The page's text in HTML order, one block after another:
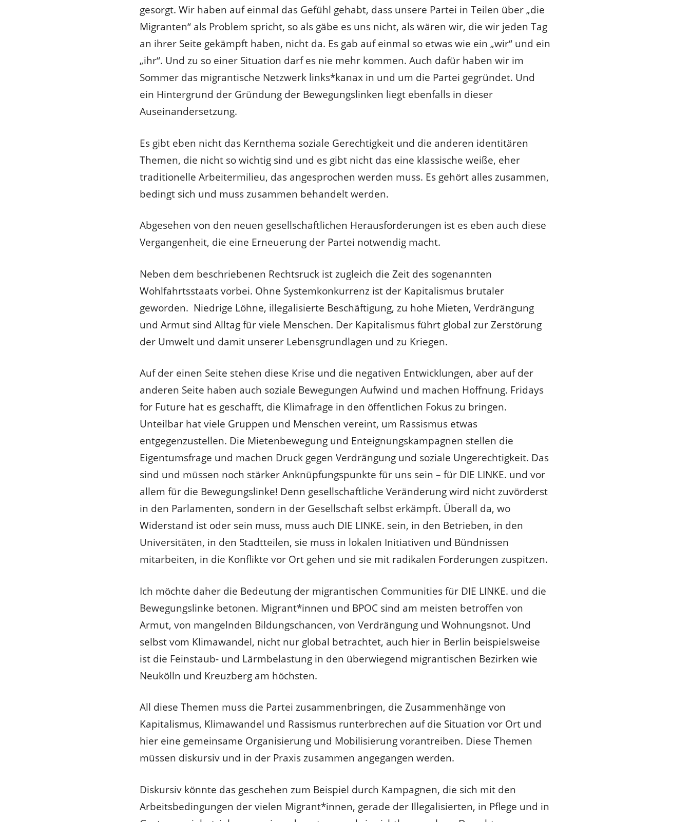
gesorgt. Wir haben auf einmal das Gefühl gehabt, dass unsere Partei in Teilen über „die
Migranten“ als Problem spricht, so als gäbe es uns nicht, als wären wir, die wir jeden Tag
an ihrer Seite gekämpft haben, nicht da. Es gab auf einmal so etwas wie ein „wir“ und ein
„ihr“. Und zu so einer Situation darf es nie mehr kommen. Auch dafür haben wir im
Sommer das migrantische Netzwerk links*kanax in und um die Partei gegründet. Und
ein Hintergrund der Gründung der Bewegungslinken liegt ebenfalls in dieser
Auseinandersetzung.
Es gibt eben nicht das Kernthema soziale Gerechtigkeit und die anderen identitären
Themen, die nicht so wichtig sind und es gibt nicht das eine klassische weiße, eher
traditionelle Arbeitermilieu, das angesprochen werden muss. Es gehört alles zusammen,
bedingt sich und muss zusammen behandelt werden.
Abgesehen von den neuen gesellschaftlichen Herausforderungen ist es eben auch diese
Vergangenheit, die eine Erneuerung der Partei notwendig macht.
Neben dem beschriebenen Rechtsruck ist zugleich die Zeit des sogenannten
Wohlfahrtsstaats vorbei. Ohne Systemkonkurrenz ist der Kapitalismus brutaler
geworden. Niedrige Löhne, illegalisierte Beschäftigung, zu hohe Mieten, Verdrängung
und Armut sind Alltag für viele Menschen. Der Kapitalismus führt global zur Zerstörung
der Umwelt und damit unserer Lebensgrundlagen und zu Kriegen.
Auf der einen Seite stehen diese Krise und die negativen Entwicklungen, aber auf der
anderen Seite haben auch soziale Bewegungen Aufwind und machen Hoffnung. Fridays
for Future hat es geschafft, die Klimafrage in den öffentlichen Fokus zu bringen.
Unteilbar hat viele Gruppen und Menschen vereint, um Rassismus etwas
entgegenzustellen. Die Mietenbewegung und Enteignungskampagnen stellen die
Eigentumsfrage und machen Druck gegen Verdrängung und soziale Ungerechtigkeit. Das
sind und müssen noch stärker Anknüpfungspunkte für uns sein – für DIE LINKE. und vor
allem für die Bewegungslinke! Denn gesellschaftliche Veränderung wird nicht zuvörderst
in den Parlamenten, sondern in der Gesellschaft selbst erkämpft. Überall da, wo
Widerstand ist oder sein muss, muss auch DIE LINKE. sein, in den Betrieben, in den
Universitäten, in den Stadtteilen, sie muss in lokalen Initiativen und Bündnissen
mitarbeiten, in die Konflikte vor Ort gehen und sie mit radikalen Forderungen zuspitzen.
Ich möchte daher die Bedeutung der migrantischen Communities für DIE LINKE. und die
Bewegungslinke betonen. Migrant*innen und BPOC sind am meisten betroffen von
Armut, von mangelnden Bildungschancen, von Verdrängung und Wohnungsnot. Und
selbst vom Klimawandel, nicht nur global betrachtet, auch hier in Berlin beispielsweise
ist die Feinstaub- und Lärmbelastung in den überwiegend migrantischen Bezirken wie
Neukölln und Kreuzberg am höchsten.
All diese Themen muss die Partei zusammenbringen, die Zusammenhänge von
Kapitalismus, Klimawandel und Rassismus runterbrechen auf die Situation vor Ort und
hier eine gemeinsame Organisierung und Mobilisierung vorantreiben. Diese Themen
müssen diskursiv und in der Praxis zusammen angegangen werden.
Diskursiv könnte das geschehen zum Beispiel durch Kampagnen, die sich mit den
Arbeitsbedingungen der vielen Migrant*innen, gerade der Illegalisierten, in Pflege und in